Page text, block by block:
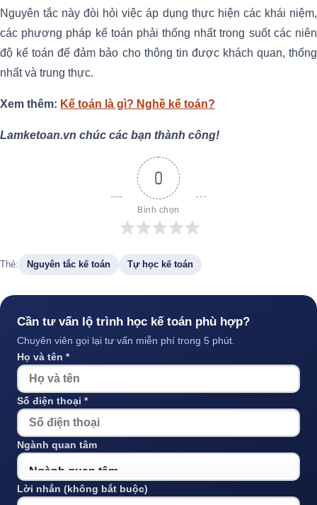
Nguyên tắc này đòi hỏi việc áp dụng thực hiện các khái niệm,
các phương pháp kế toán phải thống nhất trong suốt các niên
độ kế toán để đảm bảo cho thông tin được khách quan, thống
nhất và trung thực.
Xem thêm: Kế toán là gì? Nghề kế toán?
Lamketoan.vn chúc các bạn thành công!
0
Bình chọn
Thẻ: Nguyên tắc kế toán Tự học kế toán
Cần tư vấn lộ trình học kế toán phù hợp?
Chuyên viên gọi lại tư vấn miễn phí trong 5 phút.
Họ và tên *
Số điện thoại *
Ngành quan tâm
Lời nhắn (không bắt buộc)